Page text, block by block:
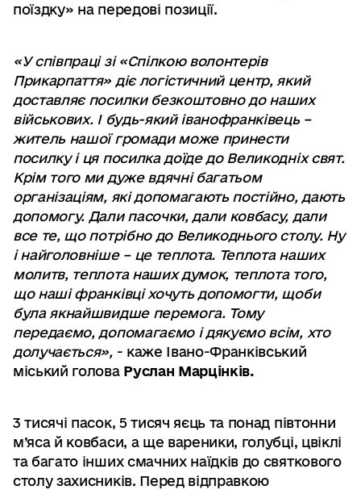
поїздку» на передові позиції.
«У співпраці зі «Спілкою волонтерів
Прикарпаття» діє логістичний центр, який
доставляє посилки безкоштовно до наших
військових. І будь-який іванофранківець –
житель нашої громади може принести
посилку і ця посилка доїде до Великодніх свят.
Крім того ми дуже вдячні багатьом
організаціям, які допомагають постійно, дають
допомогу. Дали пасочки, дали ковбасу, дали
все те, що потрібно до Великоднього столу. Ну
і найголовніше – це теплота. Теплота наших
молитв, теплота наших думок, теплота того,
що наші франківці хочуть допомогти, щоби
була якнайшвидше перемога. Тому
передаємо, допомагаємо і дякуємо всім, хто
долучається»,- каже Івано-Франківський
міський голова Руслан Марцінків.
3 тисячі пасок, 5 тисяч яєць та понад півтонни
м’яса й ковбаси, а ще вареники, голубці, цвіклі
та багато інших смачних наїдків до святкового
столу захисників. Перед відправкою